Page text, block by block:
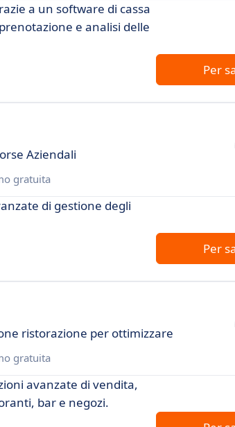
a un software di cassa
e analisi delle
Per
Aziendali
gratuita
di gestione degli
Per
ristorazione per ottimizzare
gratuita
avanzate di vendita,
bar e negozi.